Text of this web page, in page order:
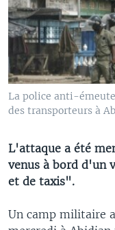
La police anti-
des transporteurs à
L'attaque a été
venus à bord d'un
et de taxis".
Un camp militaire